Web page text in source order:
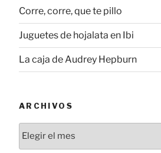
Corre, corre, que te pillo
Juguetes de hojalata en Ibi
La caja de Audrey Hepburn
ARCHIVOS